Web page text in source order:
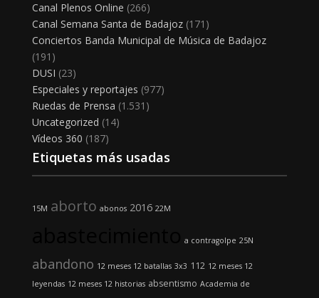
Canal Plenos Online (266)
Canal Semana Santa de Badajoz(171)
Conciertos Banda Municipal de Música de Badajoz
(191)
DUSI (23)
Especiales y reportajes (977)
Ruedas de Prensa (1.531)
Uncategorized (14)
Vídeos 360 (187)
Etiquetas más usadas
15M aborto abonos 2016 22M
a contragolpe 25N
abandono 12 meses 12 batallas 3x3 112 12 meses 12
leyendas 12 meses 12 historias absentismo Academia de